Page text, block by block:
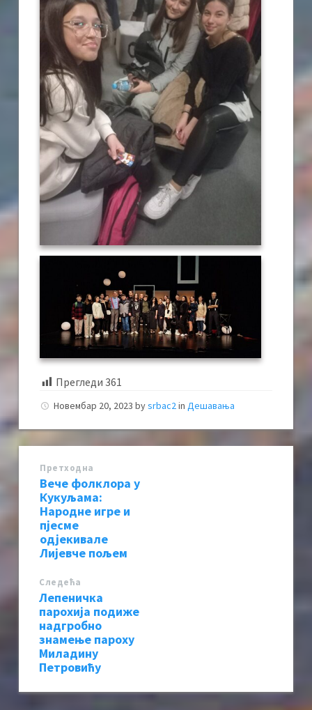
Прегледи 361
Новембар 20, 2023 bysrbac2in Дешавања
Претходна
Вече фолклора у
Кукуљама:
Народне игре и
пјесме
одјекивале
Лијевче пољем
Следећa
Лепеничка
парохија подиже
надгробно
знамење пароху
Миладину
Петровићу